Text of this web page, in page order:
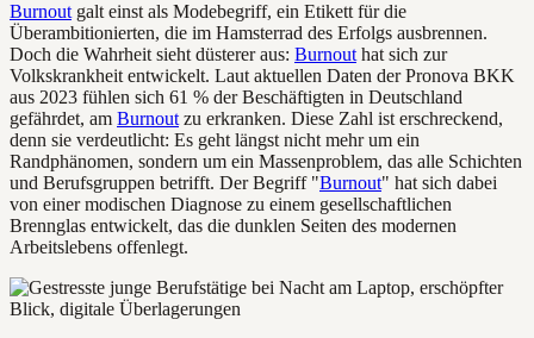
Burnout galt einst als Modebegriff, ein Etikett für die
Überambitionierten, die im Hamsterrad des Erfolgs ausbrennen.
Doch die Wahrheit sieht düsterer aus: Burnout hat sich zur
Volkskrankheit entwickelt. Laut aktuellen Daten der Pronova BKK
aus 2023 fühlen sich 61 % der Beschäftigten in Deutschland
gefährdet, am Burnout zu erkranken. Diese Zahl ist erschreckend,
denn sie verdeutlicht: Es geht längst nicht mehr um ein
Randphänomen, sondern um ein Massenproblem, das alle Schichten
und Berufsgruppen betrifft. Der Begriff "Burnout" hat sich dabei
von einer modischen Diagnose zu einem gesellschaftlichen
Brennglas entwickelt, das die dunklen Seiten des modernen
Arbeitslebens offenlegt.